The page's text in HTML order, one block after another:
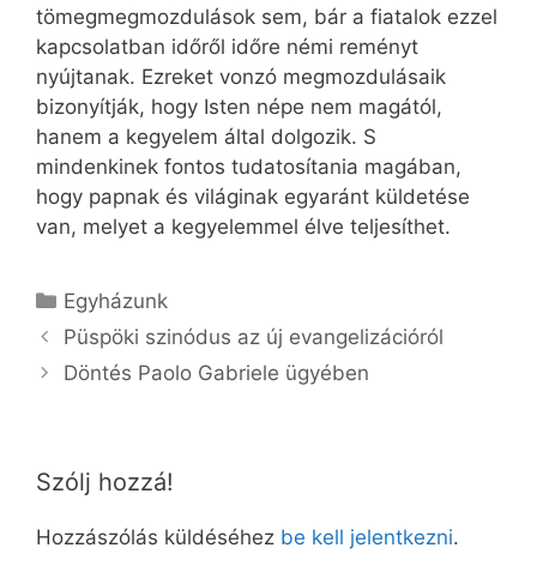
tömegmegmozdulások sem, bár a fiatalok ezzel
kapcsolatban időről időre némi reményt
nyújtanak. Ezreket vonzó megmozdulásaik
bizonyítják, hogy Isten népe nem magától,
hanem a kegyelem által dolgozik. S
mindenkinek fontos tudatosítania magában,
hogy papnak és világinak egyaránt küldetése
van, melyet a kegyelemmel élve teljesíthet.
Kategória
Egyházunk
Püspöki szinódus az új evangelizációról
Döntés Paolo Gabriele ügyében
Szólj hozzá!
Hozzászólás küldéséhez be kell jelentkezni.